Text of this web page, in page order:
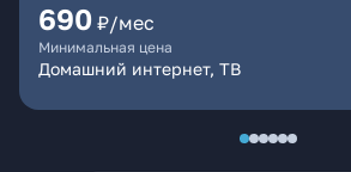
690 ₽/мес
Минимальная цена
Домашний интернет, ТВ